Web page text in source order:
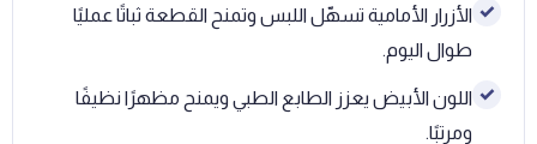
✓ الأزرار الأمامية تسهّل اللبس وتمنح القطعة ثباتًا عمليًا
طوال اليوم.
✓ اللون الأبيض يعزز الطابع الطبي ويمنح مظهرًا نظيفًا
ومرتبًا.